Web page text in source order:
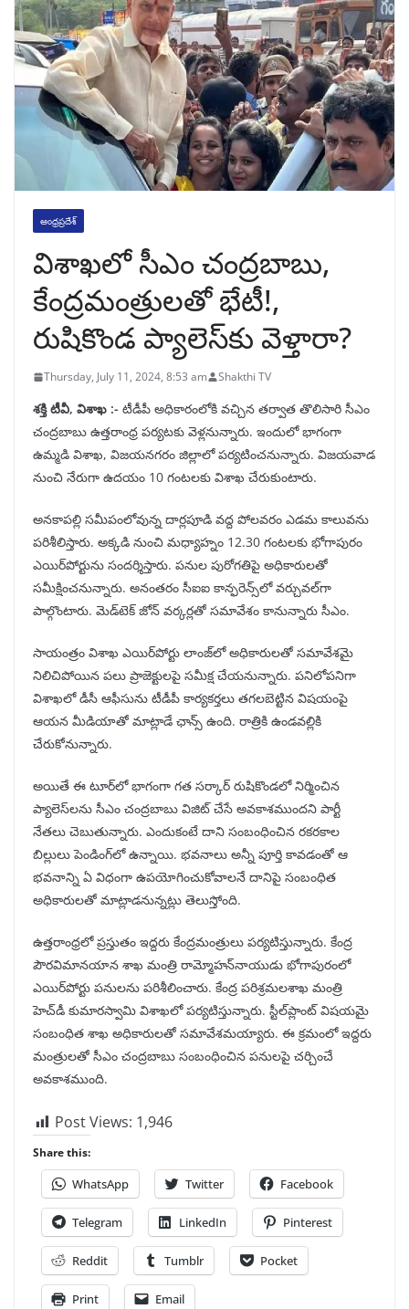
ఆంధ్రప్రదేశ్
విశాఖలో సీఎం చంద్రబాబు,
కేంద్రమంత్రులతో భేటీ!,
రుషికొండ ప్యాలెస్‌కు వెళ్తారా?
Thursday, July 11, 2024, 8:53 am Shakthi TV
శక్తి టీవీ, విశాఖ :- టీడీపీ అధికారంలోకి వచ్చిన తర్వాత తొలిసారి సీఎం
చంద్రబాబు ఉత్తరాంధ్ర పర్యటకు వెళ్లనున్నారు. ఇందులో భాగంగా
ఉమ్మడి విశాఖ, విజయనగరం జిల్లాలో పర్యటించనున్నారు. విజయవాడ
నుంచి నేరుగా ఉదయం 10 గంటలకు విశాఖ చేరుకుంటారు.
అనకాపల్లి సమీపంలోవున్న దార్లపూడి వద్ద పోలవరం ఎడమ కాలువను
పరిశీలిస్తారు. అక్కడి నుంచి మధ్యాహ్నం 12.30 గంటలకు భోగాపురం
ఎయిర్‌పోర్టును సందర్శిస్తారు. పనుల పురోగతిపై అధికారులతో
సమీక్షించనున్నారు. అనంతరం సీఐఐ కాన్ఫరెన్స్‌లో వర్చువల్‌గా
పాల్గొంటారు. మెడ్‌టెక్ జోన్ వర్కర్లతో సమావేశం కానున్నారు సీఎం.
సాయంత్రం విశాఖ ఎయిర్‌పోర్టు లాంజ్‌లో అధికారులతో సమావేశమై
నిలిచిపోయిన పలు ప్రాజెక్టులపై సమీక్ష చేయనున్నారు. పనిలోపనిగా
విశాఖలో డీసీ ఆఫీసును టీడీపీ కార్యకర్తలు తగలబెట్టిన విషయంపై
ఆయన మీడియాతో మాట్లాడే ఛాన్స్ ఉంది. రాత్రికి ఉండవల్లికి
చేరుకోనున్నారు.
అయితే ఈ టూర్‌లో భాగంగా గత సర్కార్ రుషికొండ‌లో నిర్మించిన
ప్యాలెస్‌లను సీఎం చంద్రబాబు విజిట్ చేసే అవకాశముందని పార్టీ
నేతలు చెబుతున్నారు. ఎందుకంటే దాని సంబంధించిన రకరకాల
బిల్లులు పెండింగ్‌లో ఉన్నాయి. భవనాలు అన్నీ పూర్తి కావడంతో ఆ
భవనాన్ని ఏ విధంగా ఉపయోగించుకోవాలనే దానిపై సంబంధిత
అధికారులతో మాట్లాడనున్నట్లు తెలుస్తోంది.
ఉత్తరాంధ్రలో ప్రస్తుతం ఇద్దరు కేంద్రమంత్రులు పర్యటిస్తున్నారు. కేంద్ర
పౌరవిమానయాన శాఖ మంత్రి రామ్మోహన్‌నాయుడు భోగాపురంలో
ఎయిర్‌పోర్టు పనులను పరిశీలించారు. కేంద్ర పరిశ్రమలశాఖ మంత్రి
హెచ్‌డీ కుమారస్వామి విశాఖలో పర్యటిస్తున్నారు. స్టీల్‌ప్లాంట్ విషయమై
సంబంధిత శాఖ అధికారులతో సమావేశమయ్యారు. ఈ క్రమంలో ఇద్దరు
మంత్రులతో సీఎం చంద్రబాబు సంబంధించిన పనులపై చర్చించే
అవకాశముంది.
Post Views: 1,946
Share this:
WhatsApp Twitter Facebook
Telegram LinkedIn Pinterest
Reddit Tumblr Pocket
Print Email